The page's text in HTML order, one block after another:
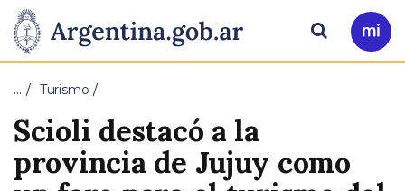
Presidencia
de
la
Nación
Pasar al contenido principal
Ir
a
Buscar
… Turismo
Scioli destacó a la
provincia de Jujuy como